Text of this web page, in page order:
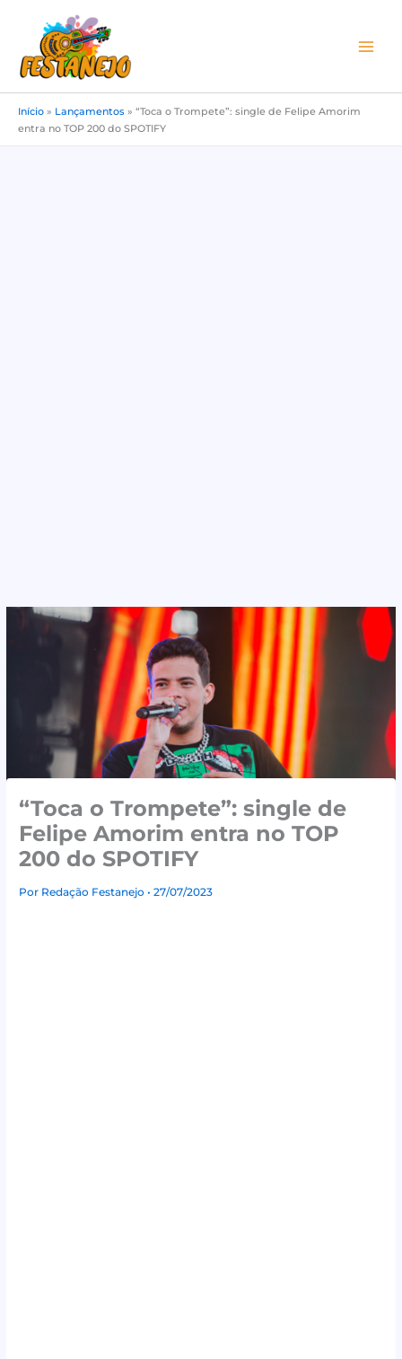
conteúdo
Início » Lançamentos » “Toca o Trompete”: single de Felipe Amorim
entra no TOP 200 do SPOTIFY
“Toca o Trompete”: single de
Felipe Amorim entra no TOP
200 do SPOTIFY
Por Redação Festanejo• 27/07/2023